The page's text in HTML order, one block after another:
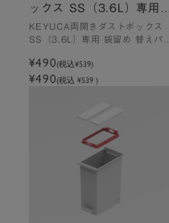
ックス SS（3.6L）専用
袋留め 替えパーツ
KEYUCA両開きダストボックス
SS（3.6L）専用 袋留め 替えパー
¥490(税込¥539)
¥490(税込 ¥539 )